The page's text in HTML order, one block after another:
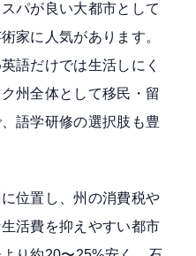
パが良い大都市として
家に人気があります。
語だけでは生活しにく
州全体として移民・留
語学研修の選択肢も豊
位置し、州の消費税や
活費を抑えやすい都市